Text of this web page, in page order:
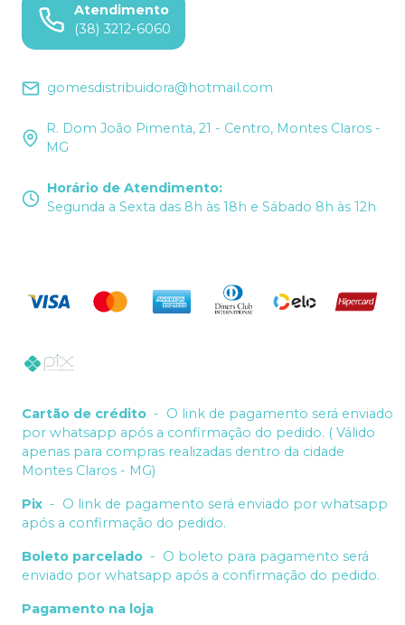
Atendimento
(38) 3212-6060
gomesdistribuidora@hotmail.com
R. Dom João Pimenta, 21 - Centro, Montes Claros -
MG
Horário de Atendimento:
Segunda a Sexta das 8h às 18h e Sábado 8h às 12h
Cartão de crédito - O link de pagamento será enviado
por whatsapp após a confirmação do pedido. ( Válido
apenas para compras realizadas dentro da cidade
Montes Claros - MG)
Pix - O link de pagamento será enviado por whatsapp
após a confirmação do pedido.
Boleto parcelado - O boleto para pagamento será
enviado por whatsapp após a confirmação do pedido.
Pagamento na loja